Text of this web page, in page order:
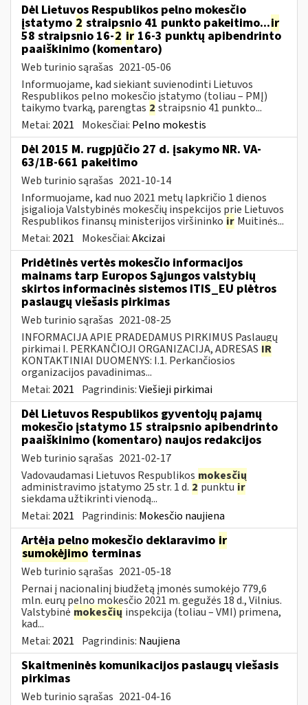
Dėl Lietuvos Respublikos pelno mokesčio
įstatymo 2 straipsnio 41 punkto pakeitimo...ir
58 straipsnio 16-2 ir 16-3 punktų apibendrinto
paaiškinimo (komentaro)
Web turinio sąrašas 2021-05-06
Informuojame, kad siekiant suvienodinti Lietuvos
Respublikos pelno mokesčio įstatymo (toliau – PMĮ)
taikymo tvarką, parengtas 2 straipsnio 41 punkto...
Metai: 2021 Mokesčiai: Pelno mokestis
Dėl 2015 M. rugpjūčio 27 d. įsakymo NR. VA-
63/1B-661 pakeitimo
Web turinio sąrašas 2021-10-14
Informuojame, kad nuo 2021 metų lapkričio 1 dienos
įsigalioja Valstybinės mokesčių inspekcijos prie Lietuvos
Respublikos finansų ministerijos viršininko ir Muitinės...
Metai: 2021 Mokesčiai:Akcizai
Pridėtinės vertės mokesčio informacijos
mainams tarp Europos Sąjungos valstybių
skirtos informacinės sistemos ITIS_EU plėtros
paslaugų viešasis pirkimas
Web turinio sąrašas 2021-08-25
INFORMACIJA APIE PRADEDAMUS PIRKIMUS Paslaugų
pirkimai I. PERKANČIOJI ORGANIZACIJA, ADRESAS IR
KONTAKTINIAI DUOMENYS: I.1. Perkančiosios
organizacijos pavadinimas...
Metai: 2021 Pagrindinis:Viešieji pirkimai
Dėl Lietuvos Respublikos gyventojų pajamų
mokesčio įstatymo 15 straipsnio apibendrinto
paaiškinimo (komentaro) naujos redakcijos
Web turinio sąrašas 2021-02-17
Vadovaudamasi Lietuvos Respublikos mokesčių
administravimo įstatymo 25 str. 1 d. 2punktuir
siekdama užtikrinti vienodą...
Metai: 2021 Pagrindinis: Mokesčio naujiena
Artėja pelno mokesčio deklaravimo ir
sumokėjimo terminas
Web turinio sąrašas 2021-05-18
Pernai į nacionalinį biudžetą įmonės sumokėjo 779,6
mln. eurų pelno mokesčio 2021 m. gegužės 18 d., Vilnius.
Valstybinė mokesčių inspekcija (toliau – VMI) primena,
kad...
Metai: 2021 Pagrindinis: Naujiena
Skaitmeninės komunikacijos paslaugų viešasis
pirkimas
Web turinio sąrašas 2021-04-16